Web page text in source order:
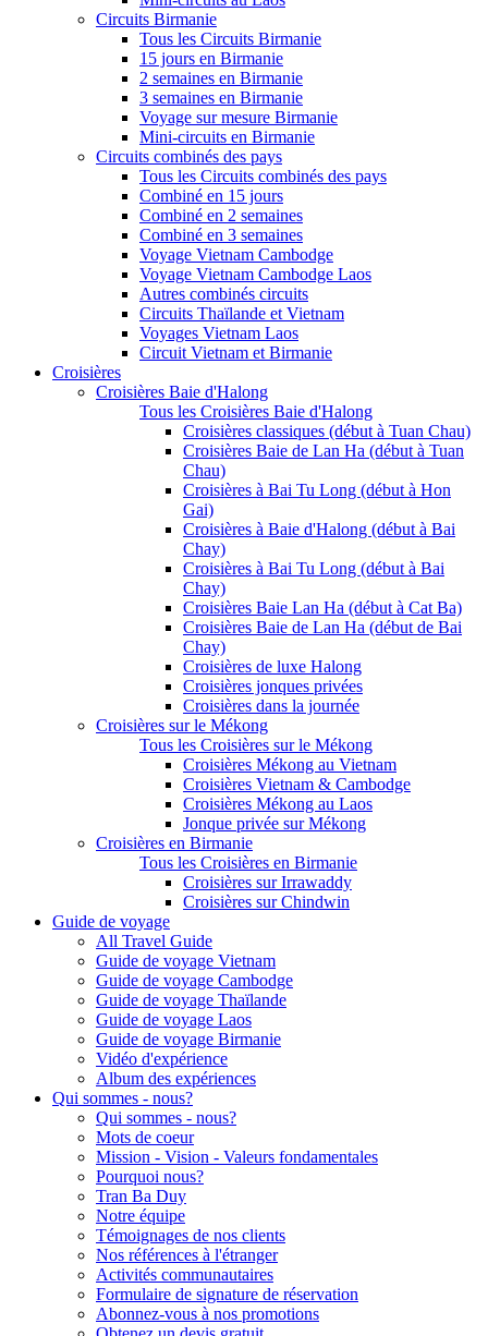
Circuits Birmanie
Tous les Circuits Birmanie
15 jours en Birmanie
2 semaines en Birmanie
3 semaines en Birmanie
Voyage sur mesure Birmanie
Mini-circuits en Birmanie
Circuits combinés des pays
Tous les Circuits combinés des pays
Combiné en 15 jours
Combiné en 2 semaines
Combiné en 3 semaines
Voyage Vietnam Cambodge
Voyage Vietnam Cambodge Laos
Autres combinés circuits
Circuits Thaïlande et Vietnam
Voyages Vietnam Laos
Circuit Vietnam et Birmanie
Croisières
Croisières Baie d'Halong
Tous les Croisières Baie d'Halong
Croisières classiques (début à Tuan Chau)
Croisières Baie de Lan Ha (début à Tuan
Chau)
Croisières à Bai Tu Long (début à Hon
Gai)
Croisières à Baie d'Halong (début à Bai
Chay)
Croisières à Bai Tu Long (début à Bai
Chay)
Croisières Baie Lan Ha (début à Cat Ba)
Croisières Baie de Lan Ha (début de Bai
Chay)
Croisières de luxe Halong
Croisières jonques privées
Croisières dans la journée
Croisières sur le Mékong
Tous les Croisières sur le Mékong
Croisières Mékong au Vietnam
Croisières Vietnam & Cambodge
Croisières Mékong au Laos
Jonque privée sur Mékong
Croisières en Birmanie
Tous les Croisières en Birmanie
Croisières sur Irrawaddy
Croisières sur Chindwin
Guide de voyage
All Travel Guide
Guide de voyage Vietnam
Guide de voyage Cambodge
Guide de voyage Thaïlande
Guide de voyage Laos
Guide de voyage Birmanie
Vidéo d'expérience
Album des expériences
Qui sommes - nous?
Qui sommes - nous?
Mots de coeur
Mission - Vision - Valeurs fondamentales
Pourquoi nous?
Tran Ba Duy
Notre équipe
Témoignages de nos clients
Nos références à l'étranger
Activités communautaires
Formulaire de signature de réservation
Abonnez-vous à nos promotions